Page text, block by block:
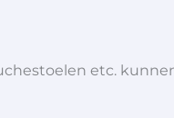
etc.